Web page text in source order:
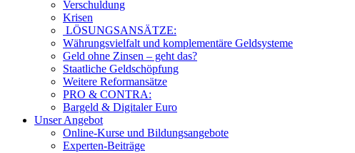
Verschuldung
Krisen
LÖSUNGSANSÄTZE:
Währungsvielfalt und komplementäre Geldsysteme
Geld ohne Zinsen – geht das?
Staatliche Geldschöpfung
Weitere Reformansätze
PRO & CONTRA:
Bargeld & Digitaler Euro
Unser Angebot
Online-Kurse und Bildungsangebote
Experten-Beiträge